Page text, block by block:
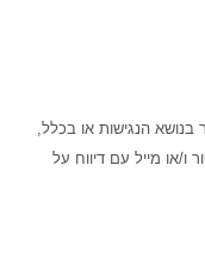
הנגישות או בכלל,
ו/או מייל עם דיווח על